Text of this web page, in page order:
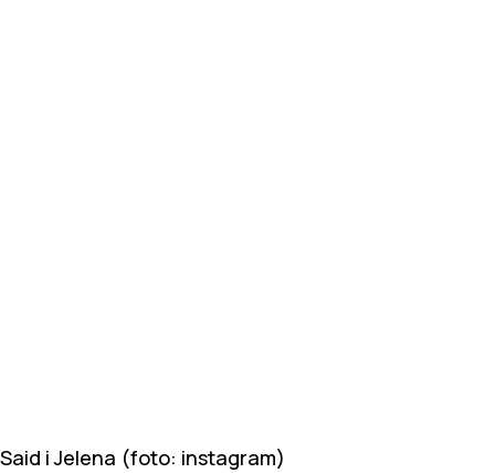
Said i Jelena (foto: instagram)